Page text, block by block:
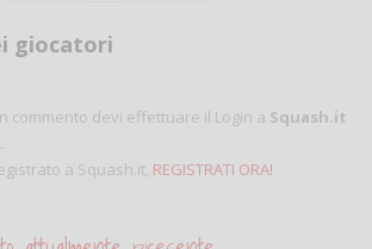
giocatori
commento devi effettuare il Login a Squash.it
.
a Squash.it, REGISTRATI ORA!